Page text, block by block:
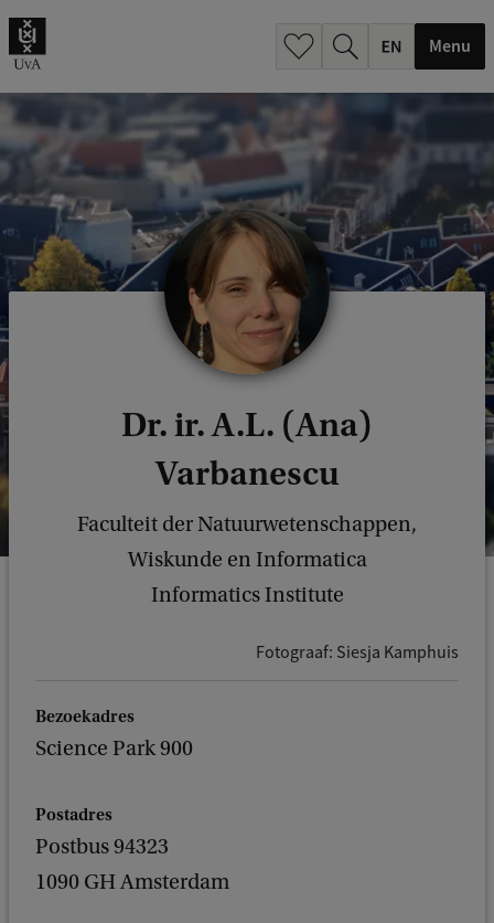
Menu
Dr. ir. A.L. (Ana)
Varbanescu
Faculteit der Natuurwetenschappen,
Wiskunde en Informatica
Informatics Institute
Fotograaf: Siesja Kamphuis
Bezoekadres
Science Park 900
Postadres
Postbus 94323
1090 GH Amsterdam